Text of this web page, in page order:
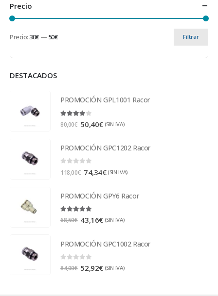
Precio
Filtrar
Precio:30€ — 50€
DESTACADOS
PROMOCIÓN GPL1001 Racor
80,00€ 50,40€ (SIN IVA)
PROMOCIÓN GPC1202 Racor
118,00€ 74,34€ (SIN IVA)
PROMOCIÓN GPY6 Racor
5.00out of 5
68,50€ 43,16€ (SIN IVA)
PROMOCIÓN GPC1002 Racor
0 out of 5
84,00€ 52,92€ (SIN IVA)